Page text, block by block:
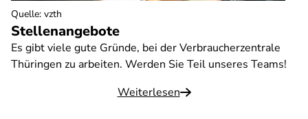
Stellenangebote
Es gibt viele gute Gründe, bei der Verbraucherzentrale
Thüringen zu arbeiten. Werden Sie Teil unseres Teams!
Weiterlesen
Quelle: vzth